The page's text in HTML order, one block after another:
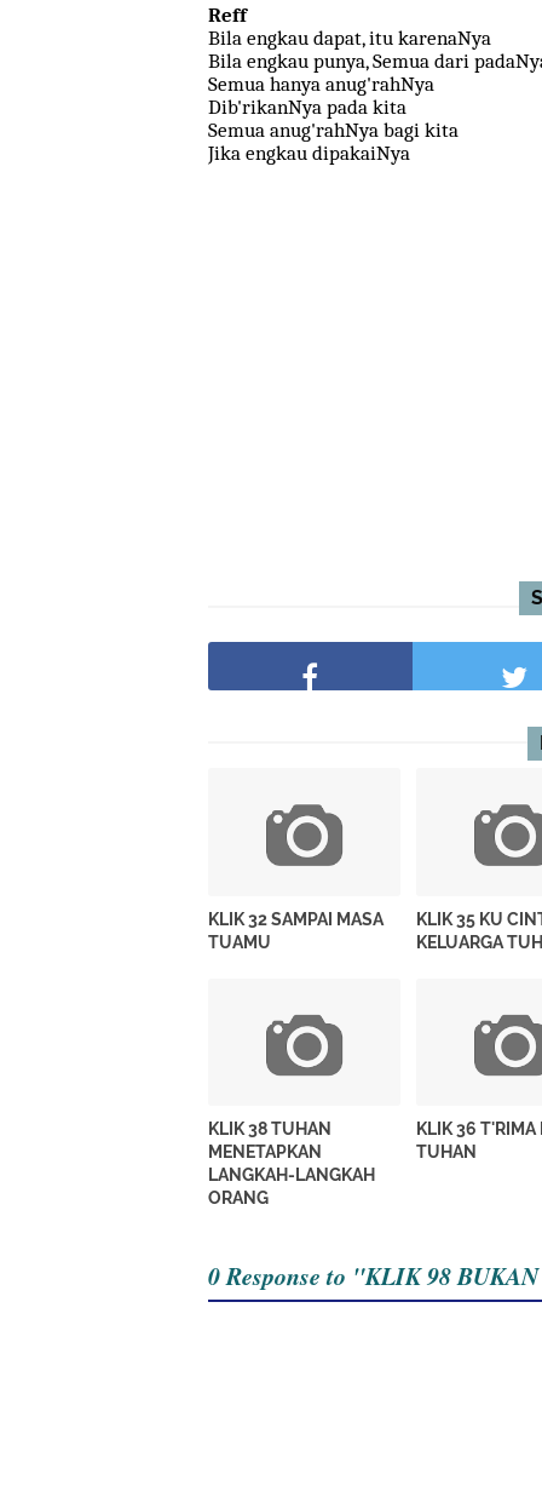
Reff
Bila engkau dapat, itu karenaNya
Bila engkau punya, Semua dari
Semua hanya anug'rahNya
Dib'rikanNya pada kita
Semua anug'rahNya bagi kita
Jika engkau dipakaiNya
KLIK 32 SAMPAI MASA
TUAMU
KLIK 35 KU
KELUARGA
KLIK 38 TUHAN
MENETAPKAN
LANGKAH-LANGKAH
ORANG
KLIK 36 T'RIMA
TUHAN
0 Response to "KLIK 98